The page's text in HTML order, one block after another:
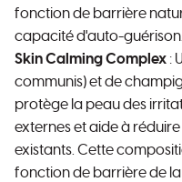
fonction de barrière
capacité d'auto-guérison.
Skin Calming Complex :
communis) et de
protège la peau des
externes et aide à
existants. Cette
fonction de barrière de la